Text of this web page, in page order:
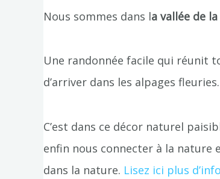
Nous sommes dans la vallée de
Une randonnée facile qui réunit
d’arriver dans les alpages fleuries.
C’est dans ce décor naturel
enfin nous connecter à la
dans la nature. Lisez ici plus